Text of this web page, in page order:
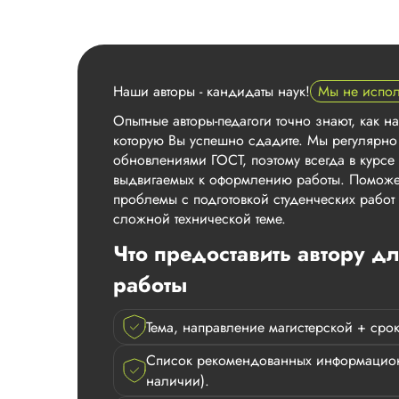
Наши авторы - кандидаты наук! Мы не
Опытные авторы-педагоги точно знают, как
которую Вы успешно сдадите. Мы
обновлениями ГОСТ, поэтому всегда в курсе
выдвигаемых к оформлению работы.
проблемы с подготовкой студенческих
сложной технической теме.
Что предоставить автору
работы
Тема, направление магистерской +
Список рекомендованных
наличии).